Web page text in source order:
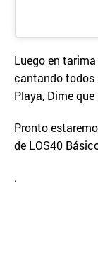
Luego en
cantando todos
Playa, Dime
Pronto
de LOS40
.